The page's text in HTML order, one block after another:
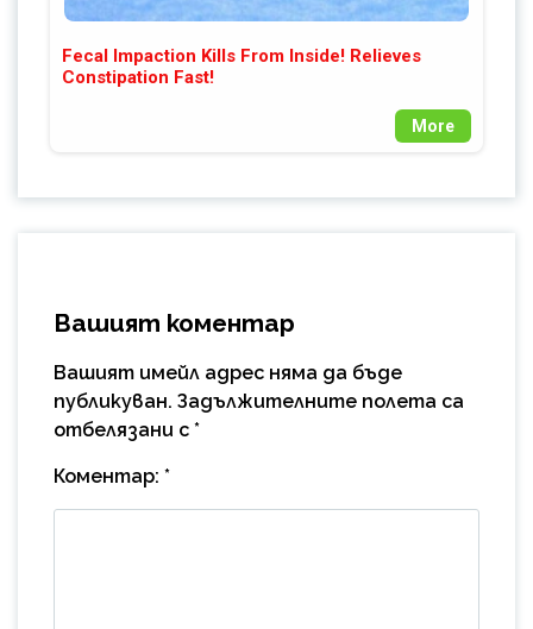
Fecal Impaction Kills From Inside! Relieves
Constipation Fast!
More
Вашият коментар
Вашият имейл адрес няма да бъде
публикуван. Задължителните полета са
отбелязани с *
Коментар: *